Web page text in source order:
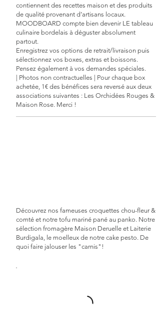
contiennent des recettes maison et des produits
de qualité provenant d’artisans locaux.
MOODBOARD compte bien devenir LE tableau
culinaire bordelais à déguster absolument
partout.
Enregistrez vos options de retrait/livraison puis
sélectionnez vos boxes, extras et boissons.
Pensez également à vos demandes spéciales.
| Photos non contractuelles | Pour chaque box
achetée, 1€ des bénéfices sera reversé aux deux
associations suivantes : Les Orchidées Rouges &
Maison Rose. Merci !
Découvrez nos fameuses croquettes chou-fleur &
comté et notre tofu mariné pané au panko. Notre
sélection fromagère Maison Deruelle et Laiterie
Burdigala, le moelleux de notre cake pesto. De
quoi faire jalouser les "carnis"!